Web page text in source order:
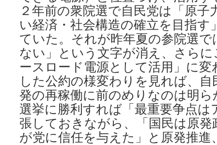
２年前の衆院選で自民党は「原
い経済・社会構造の確立を目指
ていた。それが昨年夏の参院選
ない」という文字が消え、さら
ースロード電源として活用」に
した公約の様変わりを見れば、
発の再稼働に前のめりなのは明
選挙に勝利すれば「最重要争点
張しておきながら、「国民は原
が党に信任を与えた」と原発推進